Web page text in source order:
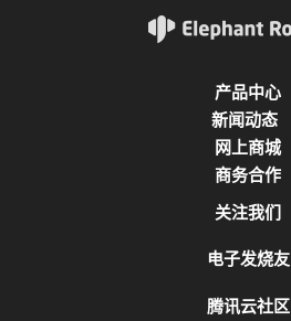
产品中心
新闻动态
网上商城
商务合作
关注我们
电子发烧友
腾讯云社区